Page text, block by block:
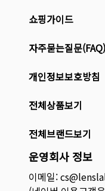
쇼핑가이드
자주묻는질문(FAQ)
개인정보보호방침
전체상품보기
전체브랜드보기
운영회사 정보
이메일: